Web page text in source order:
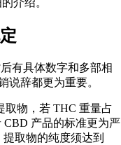
介绍。
有具体数字和多部相
说辞都更为重要。
取物，若 THC 重量占
CBD 产品的标准更为严
取物的纯度须达到